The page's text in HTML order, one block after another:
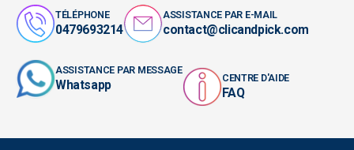
TÉLÉPHONE
0479693214
ASSISTANCE PAR E-MAIL
contact@clicandpick.com
ASSISTANCE PAR MESSAGE
Whatsapp CENTRE D'AIDE
FAQ